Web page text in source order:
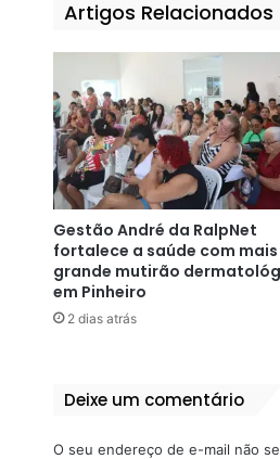
Artigos Relacionados
Gestão André da RalpNet
fortalece a saúde com mais
grande mutirão
em Pinheiro
2 dias atrás
Deixe um comentário
O seu endereço de e-mail não